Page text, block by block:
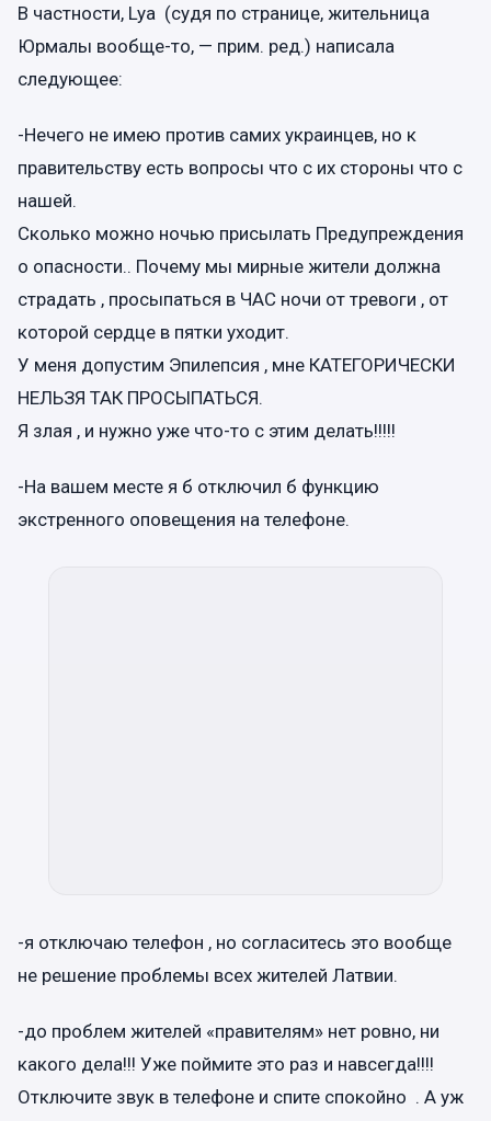
В частности, Lya (судя по странице, жительница
Юрмалы вообще-то, — прим. ред.) написала
следующее:
-Нечего не имею против самих украинцев, но к
правительству есть вопросы что с их стороны что с
нашей.
Сколько можно ночью присылать Предупреждения
о опасности.. Почему мы мирные жители должна
страдать , просыпаться в ЧАС ночи от тревоги , от
которой сердце в пятки уходит.
У меня допустим Эпилепсия , мне КАТЕГОРИЧЕСКИ
НЕЛЬЗЯ ТАК ПРОСЫПАТЬСЯ.
Я злая , и нужно уже что-то с этим делать!!!!!
-На вашем месте я б отключил б функцию
экстренного оповещения на телефоне.
-я отключаю телефон , но согласитесь это вообще
не решение проблемы всех жителей Латвии.
-до проблем жителей «правителям» нет ровно, ни
какого дела!!! Уже поймите это раз и навсегда!!!!
Отключите звук в телефоне и спите спокойно . А уж